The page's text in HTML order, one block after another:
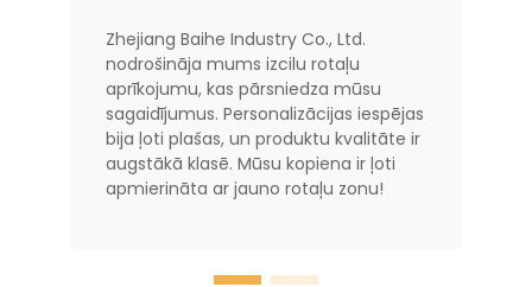
Zhejiang Baihe Industry Co., Ltd.
nodrošināja mums izcilu rotaļu
aprīkojumu, kas pārsniedza mūsu
sagaidījumus. Personalizācijas iespējas
bija ļoti plašas, un produktu kvalitāte ir
augstākā klasē. Mūsu kopiena ir ļoti
apmierināta ar jauno rotaļu zonu!